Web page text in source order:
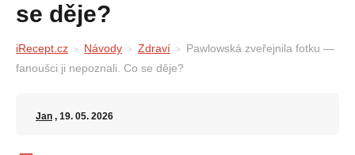
se děje?
iRecept.cz Návody Zdraví
Pawlowská zveřejnila fotku —
fanoušci ji nepoznali. Co se děje?
Jan , 19. 05. 2026